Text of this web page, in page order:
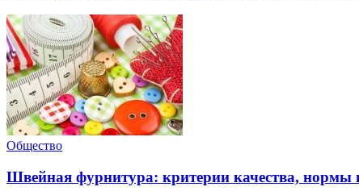
Общество
Швейная фурнитура: критерии качества, нормы